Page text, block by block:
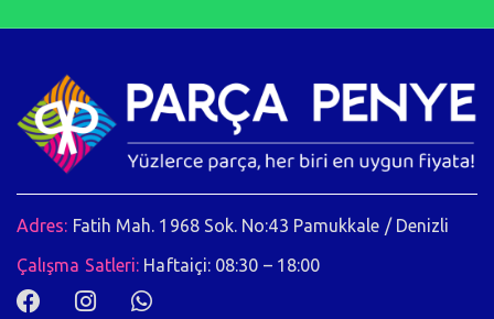
Adres: Fatih Mah. 1968 Sok. No:43 Pamukkale / Denizli
Çalışma Satleri: Haftaiçi: 08:30 – 18:00